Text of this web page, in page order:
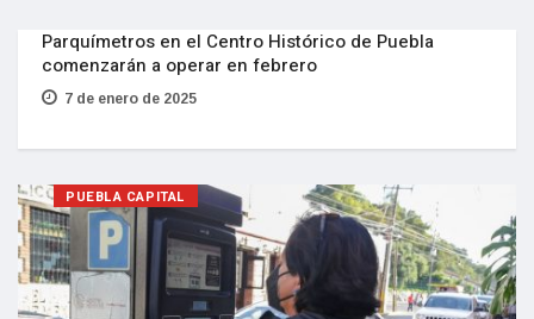
Parquímetros en el Centro Histórico de Puebla
comenzarán a operar en febrero
7 de enero de 2025
PUEBLA CAPITAL